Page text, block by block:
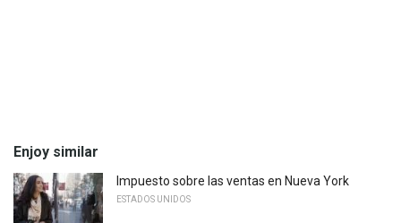
Enjoy similar
Impuesto sobre las ventas en Nueva York
ESTADOS UNIDOS